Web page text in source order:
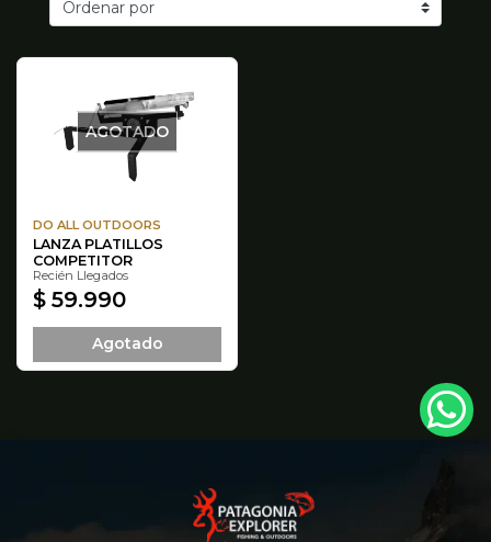
AGOTADO
DO ALL OUTDOORS
LANZA PLATILLOS
COMPETITOR
Recién Llegados
$ 59.990
Agotado